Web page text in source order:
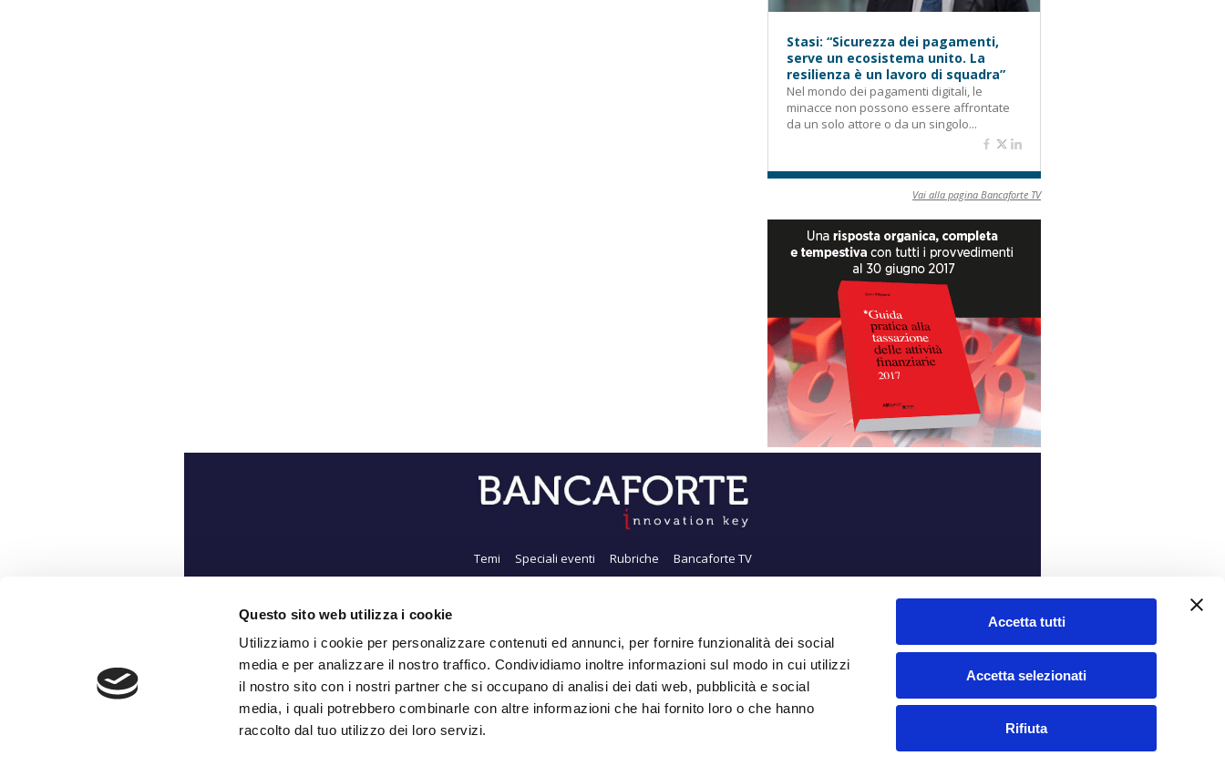
Questo sito web utilizza i cookie
Utilizziamo i cookie per personalizzare contenuti ed annunci, per fornire funzionalità dei social
media e per analizzare il nostro traffico. Condividiamo inoltre informazioni sul modo in cui utilizzi
il nostro sito con i nostri partner che si occupano di analisi dei dati web, pubblicità e social
media, i quali potrebbero combinarle con altre informazioni che hai fornito loro o che hanno
raccolto dal tuo utilizzo dei loro servizi.
Accetta tutti
Accetta selezionati
Rifiuta
Stasi: “Sicurezza dei pagamenti,
serve un ecosistema unito. La
resilienza è un lavoro di squadra”
Nel mondo dei pagamenti digitali, le
minacce non possono essere affrontate
da un solo attore o da un singolo...
Vai alla pagina Bancaforte TV
Temi Speciali eventi Rubriche Bancaforte TV
Chi siamo
Iscriviti alla Newsletter